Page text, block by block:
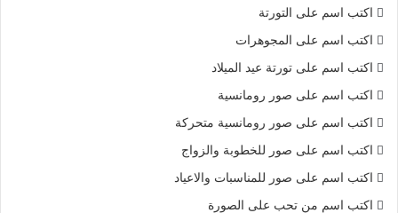
اكتب اسم على التورتة
اكتب اسم على المجوهرات
اكتب اسم على تورتة عيد الميلاد
اكتب اسم على صور رومانسية
اكتب اسم على صور رومانسية متحركة
اكتب اسم على صور للخطوبة والزواج
اكتب اسم على صور للمناسبات والاعياد
اكتب اسم من تحب على الصورة